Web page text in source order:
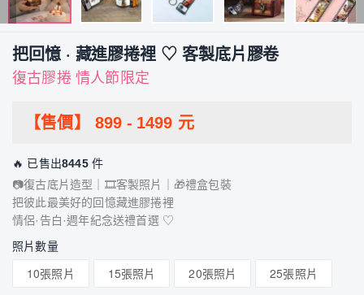
把回憶 · 藏進膠捲裡 ♡ 客製底片膠卷
復古膠捲 情人節限定
【售價】 899 - 1499 元
🔥 已售出8445件
📷復古底片造型｜🎞️客製照片｜🎁禮盒包裝
把彼此最美好的回憶藏進膠捲裡
情侶·告白·週年紀念送禮首選 ♡
照片數量
10張照片 15張照片 20張照片 25張照片